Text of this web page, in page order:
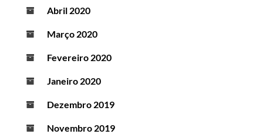
Abril 2020
Março 2020
Fevereiro 2020
Janeiro 2020
Dezembro 2019
Novembro 2019